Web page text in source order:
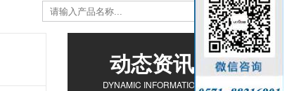
动态资讯
DYNAMIC INFORMATION